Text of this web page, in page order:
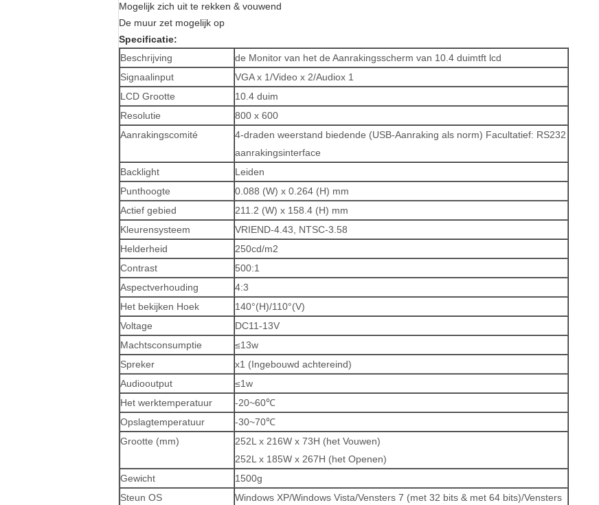
Mogelijk zich uit te rekken & vouwend
De muur zet mogelijk op
Specificatie:
Beschrijving
de Monitor van het de Aanrakingsscherm van 10.4 duimtft lcd
Signaalinput
VGA x 1/Video x 2/Audiox 1
LCD Grootte
10.4 duim
Resolutie
800 x 600
Aanrakingscomité
4-draden weerstand biedende (USB-Aanraking als norm) Facultatief: RS232
aanrakingsinterface
Backlight
Leiden
Punthoogte
0.088 (W) x 0.264 (H) mm
Actief gebied
211.2 (W) x 158.4 (H) mm
Kleurensysteem
VRIEND-4.43, NTSC-3.58
Helderheid
250cd/m2
Contrast
500:1
Aspectverhouding
4:3
Het bekijken Hoek
140°(H)/110°(V)
Voltage
DC11-13V
Machtsconsumptie
≤13w
Spreker
x1 (Ingebouwd achtereind)
Audiooutput
≤1w
Het werktemperatuur
-20~60℃
Opslagtemperatuur
-30~70℃
Grootte (mm)
252L x 216W x 73H (het Vouwen)
252L x 185W x 267H (het Openen)
Gewicht
1500g
Steun OS
Windows XP/Windows Vista/Vensters 7 (met 32 bits & met 64 bits)/Vensters